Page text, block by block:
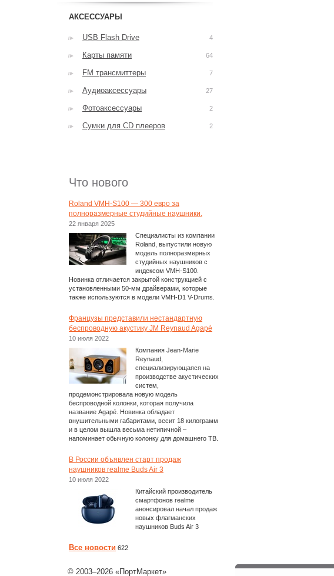
АКСЕССУАРЫ
USB Flash Drive 4
Карты памяти 64
FM трансмиттеры 7
Аудиоаксессуары 27
Фотоаксессуары 2
Сумки для CD плееров 2
Что нового
Roland VMH-S100 — 300 евро за
полноразмерные студийные наушники.
22 января 2025
Специалисты из компании
Roland, выпустили новую
модель полноразмерных
студийных наушников с
индексом VMH-S100.
Новинка отличается закрытой конструкцией с
установленными 50-мм драйверами, которые
также используются в модели VMH-D1 V-Drums.
Французы представили нестандартную
беспроводную акустику JM Reynaud Agapé
10 июля 2022
Компания Jean-Marie
Reynaud,
специализирующаяся на
производстве акустических
систем,
продемонстрировала новую модель
беспроводной колонки, которая получила
название Agapé. Новинка обладает
внушительными габаритами, весит 18 килограмм
и в целом вышла весьма нетипичной –
напоминает обычную колонку для домашнего ТВ.
В России объявлен старт продаж
наушников realme Buds Air 3
10 июля 2022
Китайский производитель
смартфонов realme
анонсировал начал продаж
новых флагманских
наушников Buds Air 3
Все новости 622
© 2003–2026 «ПортМаркет»